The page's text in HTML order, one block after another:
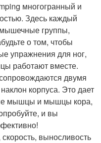
многогранный и
Здесь каждый
группы,
о том, чтобы
упражнения для ног,
работают вместе.
двумя
корпуса. Это дает
мышцы и мышцы кора,
и вы
выносливость